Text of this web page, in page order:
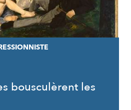
bousculèrent les